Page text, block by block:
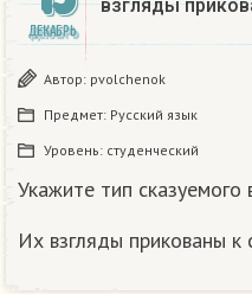
ДЕКАБРЬ
взгляды
Автор: pvolchenok
Предмет: Русский язык
Уровень: студенческий
Укажите тип
Их взгляды прикованы к